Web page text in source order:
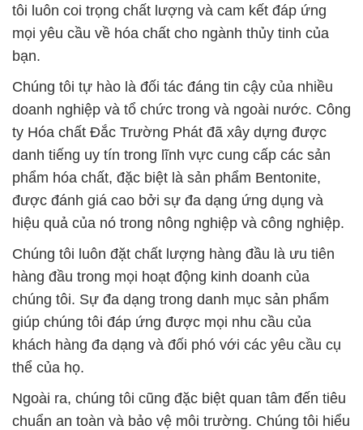
tôi luôn coi trọng chất lượng và cam kết đáp ứng
mọi yêu cầu về hóa chất cho ngành thủy tinh của
bạn.
Chúng tôi tự hào là đối tác đáng tin cậy của nhiều
doanh nghiệp và tổ chức trong và ngoài nước. Công
ty Hóa chất Đắc Trường Phát đã xây dựng được
danh tiếng uy tín trong lĩnh vực cung cấp các sản
phẩm hóa chất, đặc biệt là sản phẩm Bentonite,
được đánh giá cao bởi sự đa dạng ứng dụng và
hiệu quả của nó trong nông nghiệp và công nghiệp.
Chúng tôi luôn đặt chất lượng hàng đầu là ưu tiên
hàng đầu trong mọi hoạt động kinh doanh của
chúng tôi. Sự đa dạng trong danh mục sản phẩm
giúp chúng tôi đáp ứng được mọi nhu cầu của
khách hàng đa dạng và đối phó với các yêu cầu cụ
thể của họ.
Ngoài ra, chúng tôi cũng đặc biệt quan tâm đến tiêu
chuẩn an toàn và bảo vệ môi trường. Chúng tôi hiểu